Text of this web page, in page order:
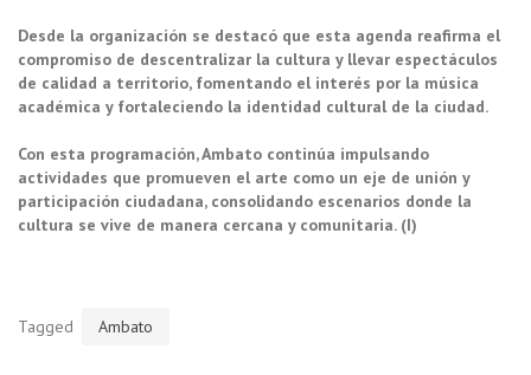
Desde la organización se destacó que esta agenda reafirma el
compromiso de descentralizar la cultura y llevar espectáculos
de calidad a territorio, fomentando el interés por la música
académica y fortaleciendo la identidad cultural de la ciudad.
Con esta programación, Ambato continúa impulsando
actividades que promueven el arte como un eje de unión y
participación ciudadana, consolidando escenarios donde la
cultura se vive de manera cercana y comunitaria. (I)
Tagged Ambato